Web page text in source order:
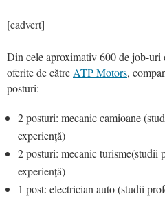
[eadvert]
Din cele aproximativ 600 de job-
oferite de către ATP Motors,
posturi:
2 posturi: mecanic camioane
experiență)
2 posturi: mecanic turisme(studii
experiență)
1 post: electrician auto (studii